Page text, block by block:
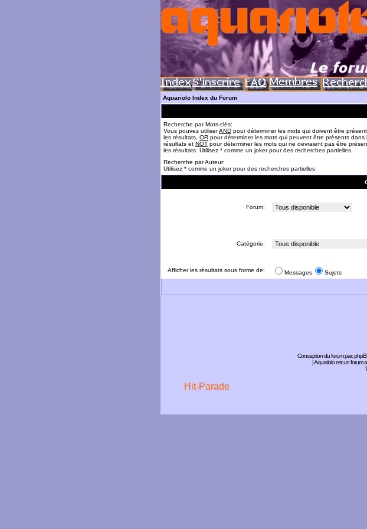
Aquariolo Index du Forum
Recherche par Mots-clés:
Vous pouvez utiliserAND pour déterminer les mots qui doivent être
les résultats, OR pour déterminer les mots qui peuvent être présents dans
résultats et NOT pour déterminer les mots qui ne devraient pas être
les résultats. Utilisez * comme un joker pour des recherches partielles
Recherche par Auteur:
Utilisez * comme un joker pour des recherches partielles
Forum:
Catégorie:
Afficher les résultats sous forme de: Messages Sujets
Conception du forum par:
| Aquariolo est un forum